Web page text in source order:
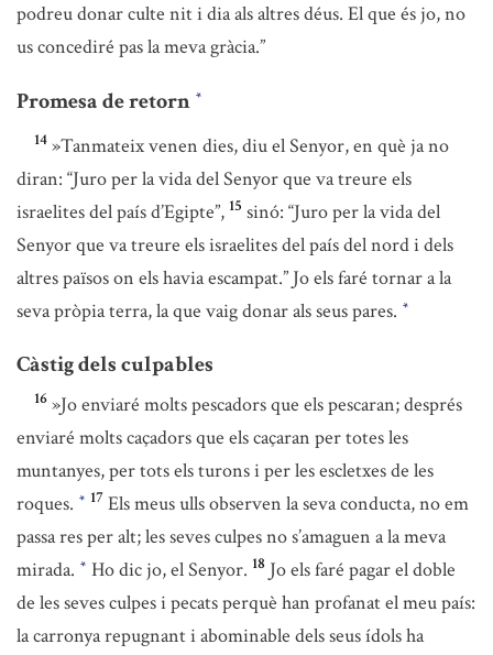
podreu donar culte nit i dia als altres déus. El que és jo, no
us concediré pas la meva gràcia.”
Promesa de retorn *
14 »Tanmateix venen dies, diu el Senyor, en què ja no
diran: “Juro per la vida del Senyor que va treure els
israelites del país d’Egipte”, 15 sinó: “Juro per la vida del
Senyor que va treure els israelites del país del nord i dels
altres països on els havia escampat.” Jo els faré tornar a la
seva pròpia terra, la que vaig donar als seus pares. *
Càstig dels culpables
16 »Jo enviaré molts pescadors que els pescaran; després
enviaré molts caçadors que els caçaran per totes les
muntanyes, per tots els turons i per les escletxes de les
roques. * 17 Els meus ulls observen la seva conducta, no em
passa res per alt; les seves culpes no s’amaguen a la meva
mirada. * Ho dic jo, el Senyor. 18 Jo els faré pagar el doble
de les seves culpes i pecats perquè han profanat el meu país:
la carronya repugnant i abominable dels seus ídols ha